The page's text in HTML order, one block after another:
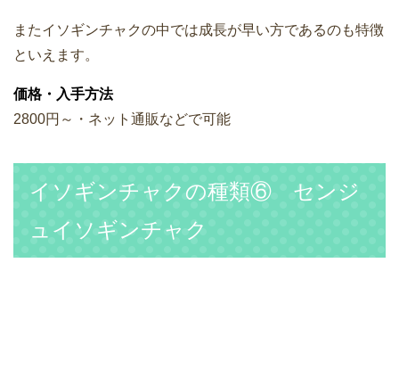
またイソギンチャクの中では成長が早い方であるのも特徴
といえます。
価格・入手方法
2800円～・ネット通販などで可能
イソギンチャクの種類⑥ センジ
ュイソギンチャク